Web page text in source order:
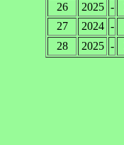
26
2025 -
27
2024 -
28
2025 -